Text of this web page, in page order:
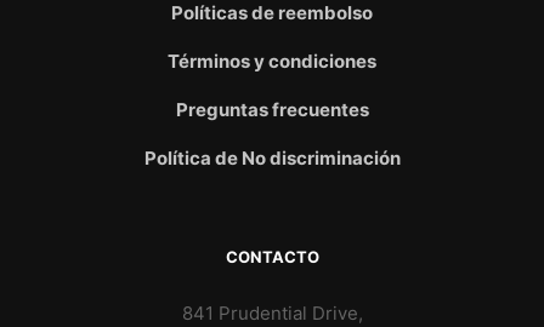
Políticas de reembolso
Términos y condiciones
Preguntas frecuentes
Política de No discriminación
CONTACTO
841 Prudential Drive,